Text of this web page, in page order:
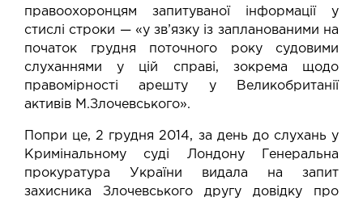
правоохоронцям запитуваної інформації у
стислі строки — «у зв’язку із запланованими на
початок грудня поточного року судовими
слуханнями у цій справі, зокрема щодо
правомірності арешту у Великобританії
активів М.Злочевського».
Попри це, 2 грудня 2014, за день до слухань у
Кримінальному суді Лондону Генеральна
прокуратура України видала на запит
захисника Злочевського другу довідку про